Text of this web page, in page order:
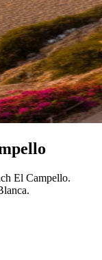
El Campello.